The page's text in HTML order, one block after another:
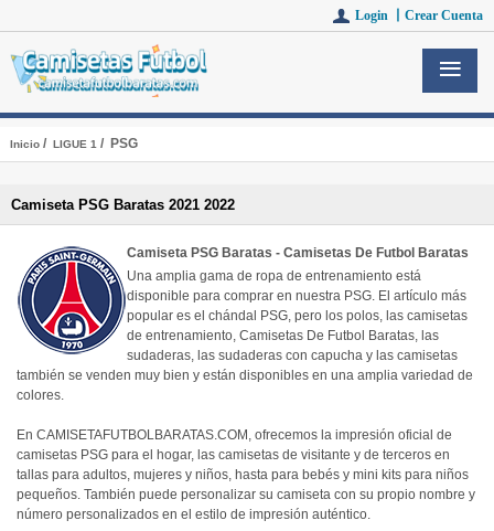
Login 丨 Crear Cuenta
Inicio/ LIGUE 1/ PSG
Camiseta PSG Baratas 2021 2022
Camiseta PSG Baratas - Camisetas De Futbol Baratas
Una amplia gama de ropa de entrenamiento está
disponible para comprar en nuestra PSG. El artículo más
popular es el chándal PSG, pero los polos, las camisetas
de entrenamiento, Camisetas De Futbol Baratas, las
sudaderas, las sudaderas con capucha y las camisetas
también se venden muy bien y están disponibles en una amplia variedad de
colores.
En CAMISETAFUTBOLBARATAS.COM, ofrecemos la impresión oficial de
camisetas PSG para el hogar, las camisetas de visitante y de terceros en
tallas para adultos, mujeres y niños, hasta para bebés y mini kits para niños
pequeños. También puede personalizar su camiseta con su propio nombre y
número personalizados en el estilo de impresión auténtico.